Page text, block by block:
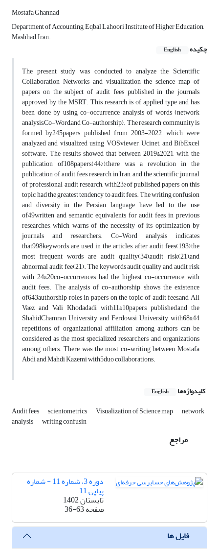
Mostafa Ghannad
Department of Accounting, Eqbal Lahoori Institute of Higher Education,
Mashhad, Iran.
چکیده
English
The present study was conducted to analyze the Scientific
Collaboration Networks and visualization the science map of
papers on the subject of audit fees published in the journals
approved by the MSRT. This research is of applied type and has
been done by using co-occurrence analysis of words (network
analysis,Co-Word,and Co-authorship). The research community is
formed by245papers published from 2003-2022, which were
analyzed and visualized using VOSviewer, Ucinet, and BibExcel
software. The results showed that between 2019&2021, with the
publication of108papers(44%),there was a revolution in the
publication of audit fees research in Iran, and the scientific journal
of professional audit research, with23%of published papers on this
topic, had the greatest tendency to audit fees. The writing confusion
and diversity in the Persian language have led to the use
of49written and semantic equivalents for audit fees in previous
researches, which warns of the necessity of its optimization by
journals and researchers. Co-Word analysis indicates
that998keywords are used in the articles, after audit fees(193),the
most frequent words are audit quality(34),audit risk(21),and
abnormal audit fee(21). The keywords audit quality and audit risk
with 24&20co-occurrences had the highest co-occurrence with
audit fees. The analysis of co-authorship shows the existence
of643authorship roles in papers on the topic of audit fees,and Ali
Vaez and Vali Khodadadi with11&10papers published,and the
ShahidChamran University and Ferdowsi University with68&44
repetitions of organizational affiliation among authors can be
considered as the most specialized researchers and organizations
among others. There was the most co-writing between Mostafa
Abdi and Mahdi Kazemi with5duo collaborations.
کلیدواژه‌ها English
Audit fees scientometrics Visualization of Science map network
analysis writing confusin
مراجع
دوره 3، شماره 11 - شماره
پیاپی 11
تابستان 1402
صفحه36-63
فایل ها